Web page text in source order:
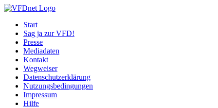
Start
Sag ja zur VFD!
Presse
Mediadaten
Kontakt
Wegweiser
Datenschutzerklärung
Nutzungsbedingungen
Impressum
Hilfe